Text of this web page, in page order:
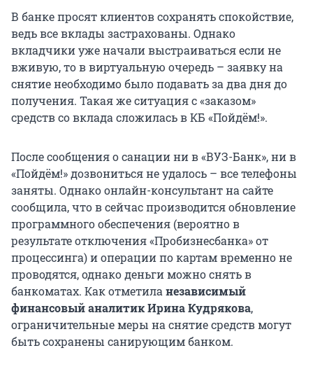
В банке просят клиентов сохранять спокойствие,
ведь все вклады застрахованы. Однако
вкладчики уже начали выстраиваться если не
вживую, то в виртуальную очередь – заявку на
снятие необходимо было подавать за два дня до
получения. Такая же ситуация с «заказом»
средств со вклада сложилась в КБ «Пойдём!».
После сообщения о санации ни в «ВУЗ-Банк», ни в
«Пойдём!» дозвониться не удалось – все телефоны
заняты. Однако онлайн-консультант на сайте
сообщила, что в сейчас производится обновление
программного обеспечения (вероятно в
результате отключения «Пробизнесбанка» от
процессинга) и операции по картам временно не
проводятся, однако деньги можно снять в
банкоматах. Как отметила независимый
финансовый аналитик Ирина Кудрякова,
ограничительные меры на снятие средств могут
быть сохранены санирующим банком.